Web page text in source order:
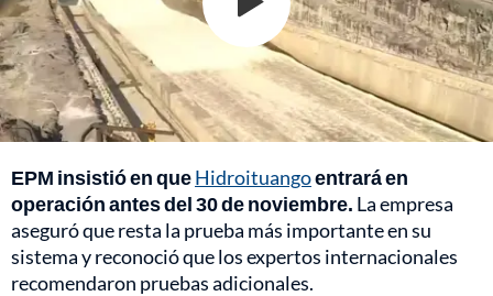
EPM insistió en queHidroituangoentrará en
operación antes del 30 de noviembre. La empresa
aseguró que resta la prueba más importante en su
sistema y reconoció que los expertos internacionales
recomendaron pruebas adicionales.